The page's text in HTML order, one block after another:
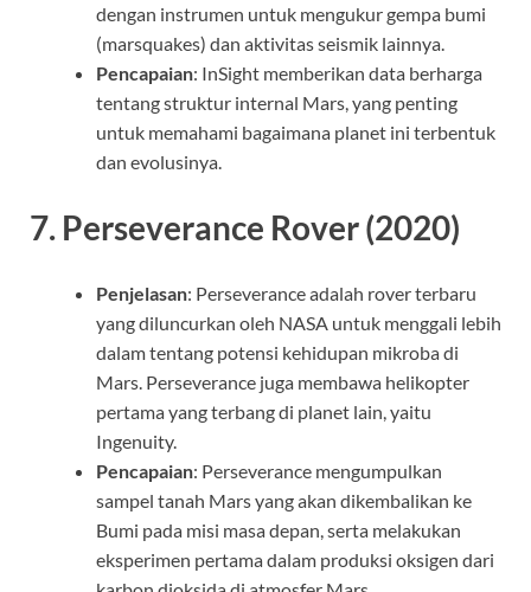
dengan instrumen untuk mengukur gempa bumi
(marsquakes) dan aktivitas seismik lainnya.
Pencapaian: InSight memberikan data berharga
tentang struktur internal Mars, yang penting
untuk memahami bagaimana planet ini terbentuk
dan evolusinya.
7. Perseverance Rover (2020)
Penjelasan: Perseverance adalah rover terbaru
yang diluncurkan oleh NASA untuk menggali lebih
dalam tentang potensi kehidupan mikroba di
Mars. Perseverance juga membawa helikopter
pertama yang terbang di planet lain, yaitu
Ingenuity.
Pencapaian: Perseverance mengumpulkan
sampel tanah Mars yang akan dikembalikan ke
Bumi pada misi masa depan, serta melakukan
eksperimen pertama dalam produksi oksigen dari